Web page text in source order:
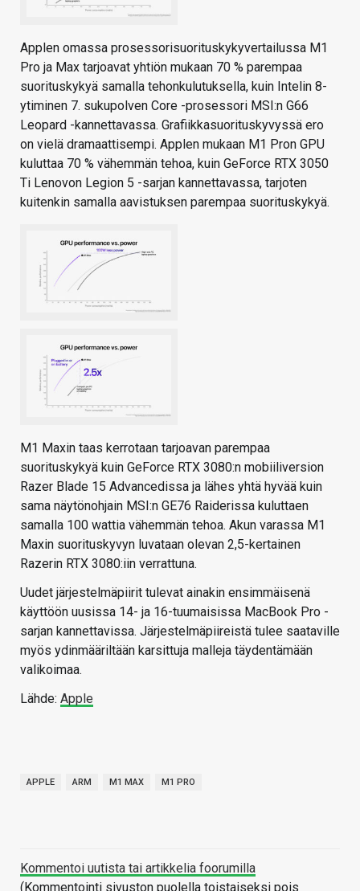
Applen omassa prosessorisuorituskykyvertailussa M1
Pro ja Max tarjoavat yhtiön mukaan 70 % parempaa
suorituskykyä samalla tehonkulutuksella, kuin Intelin 8-
ytiminen 7. sukupolven Core -prosessori MSI:n G66
Leopard -kannettavassa. Grafiikkasuorituskyvyssä ero
on vielä dramaattisempi. Applen mukaan M1 Pron GPU
kuluttaa 70 % vähemmän tehoa, kuin GeForce RTX 3050
Ti Lenovon Legion 5 -sarjan kannettavassa, tarjoten
kuitenkin samalla aavistuksen parempaa suorituskykyä.
M1 Maxin taas kerrotaan tarjoavan parempaa
suorituskykyä kuin GeForce RTX 3080:n mobiiliversion
Razer Blade 15 Advancedissa ja lähes yhtä hyvää kuin
sama näytönohjain MSI:n GE76 Raiderissa kuluttaen
samalla 100 wattia vähemmän tehoa. Akun varassa M1
Maxin suorituskyvyn luvataan olevan 2,5-kertainen
Razerin RTX 3080:iin verrattuna.
Uudet järjestelmäpiirit tulevat ainakin ensimmäisenä
käyttöön uusissa 14- ja 16-tuumaisissa MacBook Pro -
sarjan kannettavissa. Järjestelmäpiireistä tulee saataville
myös ydinmääriltään karsittuja malleja täydentämään
valikoimaa.
Lähde: Apple
APPLE ARM M1 MAX M1 PRO
Kommentoi uutista tai artikkelia foorumilla
(Kommentointi sivuston puolella toistaiseksi pois